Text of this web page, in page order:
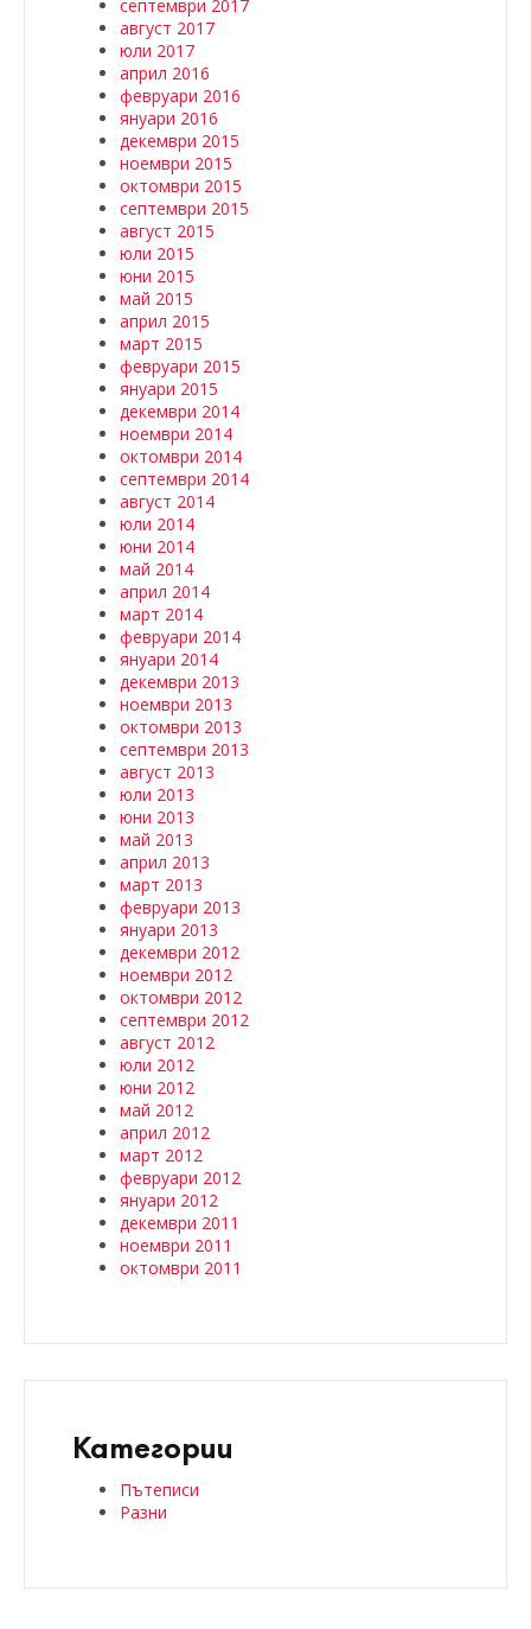
септември 2017
август 2017
юли 2017
април 2016
февруари 2016
януари 2016
декември 2015
ноември 2015
октомври 2015
септември 2015
август 2015
юли 2015
юни 2015
май 2015
април 2015
март 2015
февруари 2015
януари 2015
декември 2014
ноември 2014
октомври 2014
септември 2014
август 2014
юли 2014
юни 2014
май 2014
април 2014
март 2014
февруари 2014
януари 2014
декември 2013
ноември 2013
октомври 2013
септември 2013
август 2013
юли 2013
юни 2013
май 2013
април 2013
март 2013
февруари 2013
януари 2013
декември 2012
ноември 2012
октомври 2012
септември 2012
август 2012
юли 2012
юни 2012
май 2012
април 2012
март 2012
февруари 2012
януари 2012
декември 2011
ноември 2011
октомври 2011
Категории
Пътеписи
Разни